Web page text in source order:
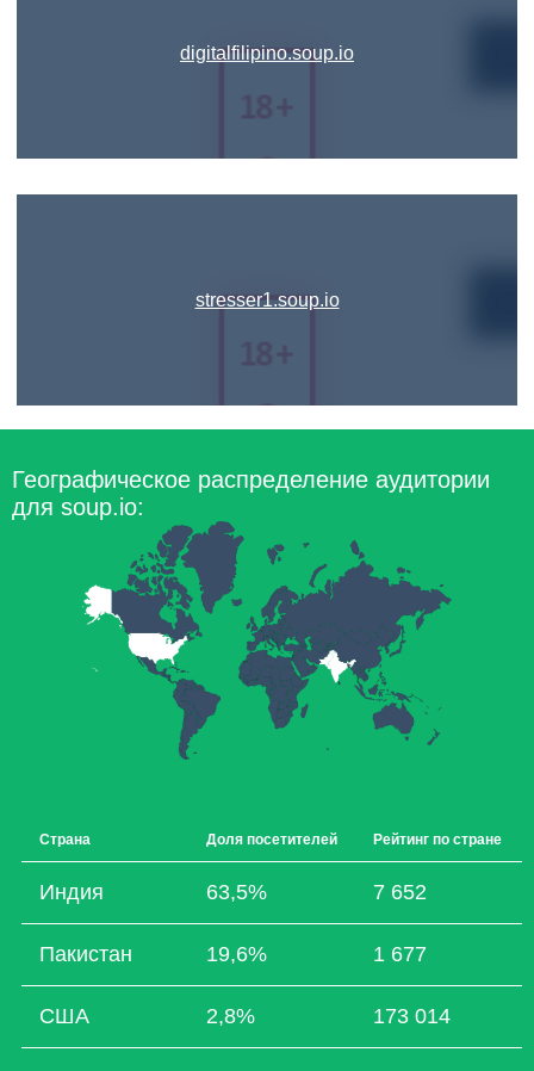
digitalfilipino.soup.io
stresser1.soup.io
Географическое распределение аудитории
для soup.io:
Страна Доля посетителей Рейтинг по стране
Индия 63,5% 7 652
Пакистан 19,6% 1 677
США 2,8% 173 014